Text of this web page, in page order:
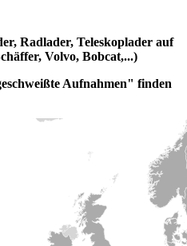
Radlader, Teleskoplader auf
Volvo, Bobcat,...)
Aufnahmen" finden